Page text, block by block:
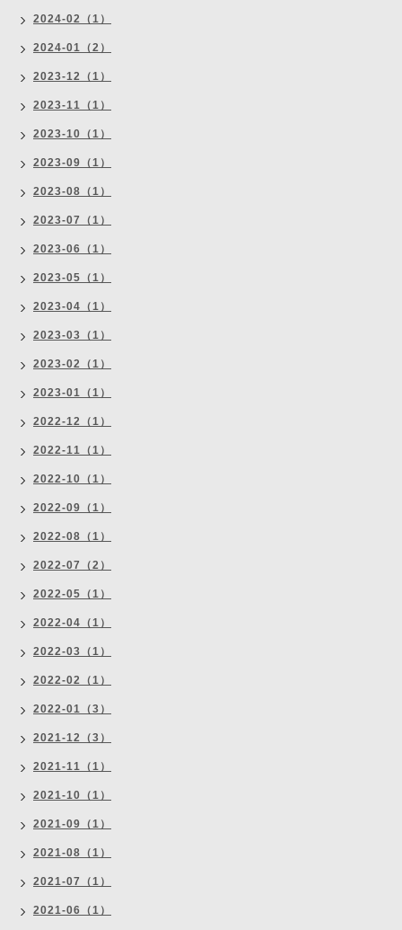
2024-02（1）
2024-01（2）
2023-12（1）
2023-11（1）
2023-10（1）
2023-09（1）
2023-08（1）
2023-07（1）
2023-06（1）
2023-05（1）
2023-04（1）
2023-03（1）
2023-02（1）
2023-01（1）
2022-12（1）
2022-11（1）
2022-10（1）
2022-09（1）
2022-08（1）
2022-07（2）
2022-05（1）
2022-04（1）
2022-03（1）
2022-02（1）
2022-01（3）
2021-12（3）
2021-11（1）
2021-10（1）
2021-09（1）
2021-08（1）
2021-07（1）
2021-06（1）